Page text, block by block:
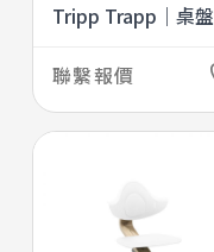
Tripp Trapp｜桌盤
聯繫報價